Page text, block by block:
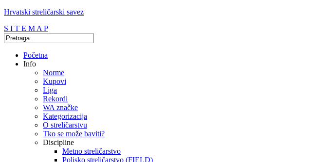
Hrvatski streličarski savez
S I T E M A P
Početna
Info
Norme
Kupovi
Liga
Rekordi
WA značke
Kategorizacija
O streličarstvu
Tko se može baviti?
Discipline
Metno streličarstvo
Poljsko streličarstvo (FIELD)